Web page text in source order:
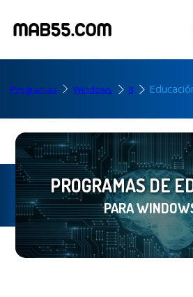
Programas Windows 8
PROGRAMAS DE
PARA